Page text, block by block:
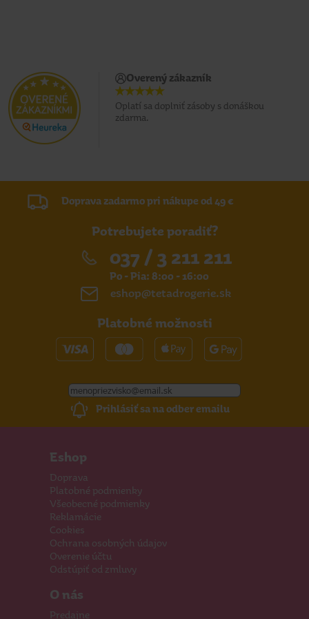
Overený zákazník
Oplatí sa doplniť zásoby s donáškou
zdarma.
Doprava zadarmo pri nákupe od 49 €
Potrebujete poradiť?
037 / 3 211 211
Po - Pia: 8:00 - 16:00
eshop@tetadrogerie.sk
Platobné možnosti
Prihlásiť sa na odber emailu
Eshop
Doprava
Platobné podmienky
Všeobecné podmienky
Reklamácie
Cookies
Ochrana osobných údajov
Overenie účtu
Odstúpiť od zmluvy
O nás
Predajne